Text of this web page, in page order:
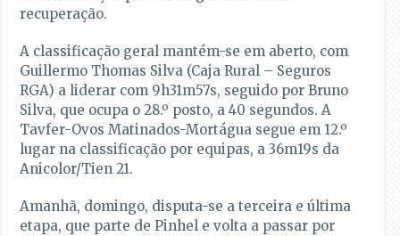
recuperação.
A classificação geral mantém-se em aberto, com
Guillermo Thomas Silva (Caja Rural – Seguros
RGA) a liderar com 9h31m57s, seguido por Bruno
Silva, que ocupa o 28.º posto, a 40 segundos. A
Tavfer-Ovos Matinados-Mortágua segue em 12.º
lugar na classificação por equipas, a 36m19s da
Anicolor/Tien 21.
Amanhã, domingo, disputa-se a terceira e última
etapa, que parte de Pinhel e volta a passar por